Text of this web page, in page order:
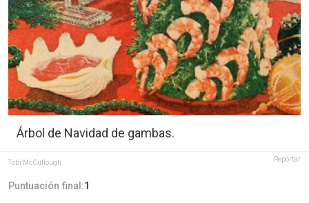
Árbol de Navidad de gambas.
Tobi McCullough Reportar
Puntuación final:1